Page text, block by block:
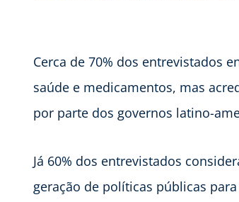
Cerca de 70% dos entrevistados
saúde e medicamentos, mas
por parte dos governos latino-
Já 60% dos entrevistados
geração de políticas públicas